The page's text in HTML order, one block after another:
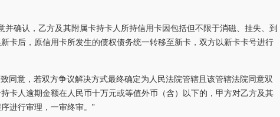
并确认，乙方及其附属卡持卡人所持信用卡因包括但不限于消磁、挂失、到
卡后，原信用卡所发生的债权债务统一转移至新卡，双方以新卡卡号进行
同意，若双方争议解决方式最终确定为人民法院管辖且该管辖法院同意双
卡人逾期金额在人民币十万元或等值外币（含）以下的，甲方对乙方及其
进行审理，一审终审。”